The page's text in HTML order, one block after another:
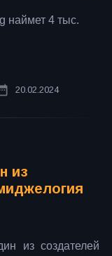
наймет 4 тыс.
20.02.2024
из
из создателей